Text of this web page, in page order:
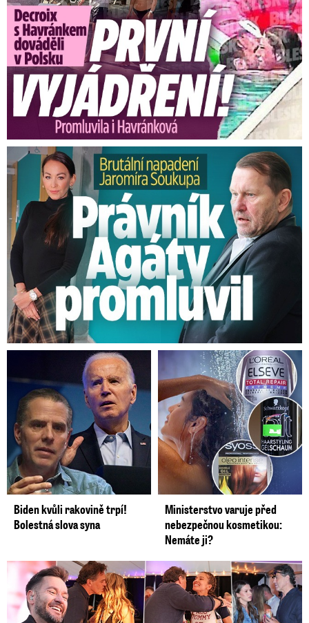
Brutální napadení Soukupa. Právník Agáty promluvil
Biden kvůli rakovině trpí!
Bolestná slova syna
Ministerstvo varuje před
nebezpečnou kosmetikou:
Nemáte ji?
Koncert Ztraceného na Letné: Jágr přišel s Dominikou, ale...